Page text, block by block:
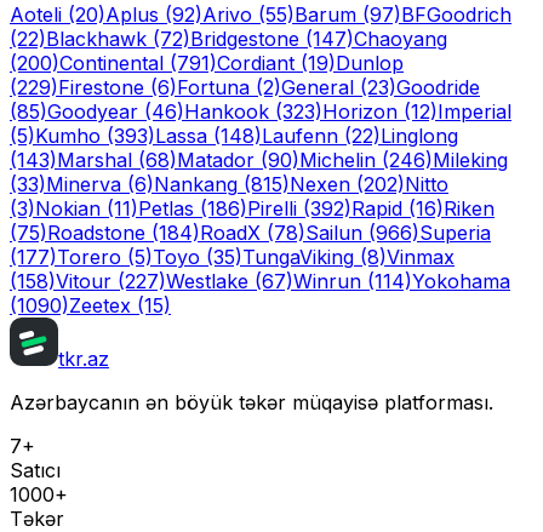
Aoteli (20)Aplus (92)Arivo (55)Barum (97)BFGoodrich
(22)Blackhawk (72)Bridgestone (147)Chaoyang
(200)Continental (791)Cordiant (19)Dunlop
(229)Firestone (6)Fortuna (2)General (23)Goodride
(85)Goodyear (46)Hankook (323)Horizon (12)Imperial
(5)Kumho (393)Lassa (148)Laufenn (22)Linglong
(143)Marshal (68)Matador (90)Michelin (246)Mileking
(33)Minerva (6)Nankang (815)Nexen (202)Nitto
(3)Nokian (11)Petlas (186)Pirelli (392)Rapid (16)Riken
(75)Roadstone (184)RoadX (78)Sailun (966)Superia
(177)Torero (5)Toyo (35)TungaViking (8)Vinmax
(158)Vitour (227)Westlake (67)Winrun (114)Yokohama
(1090)Zeetex (15)
tkr.az
Azərbaycanın ən böyük təkər müqayisə platforması.
7+
Satıcı
1000+
Təkər